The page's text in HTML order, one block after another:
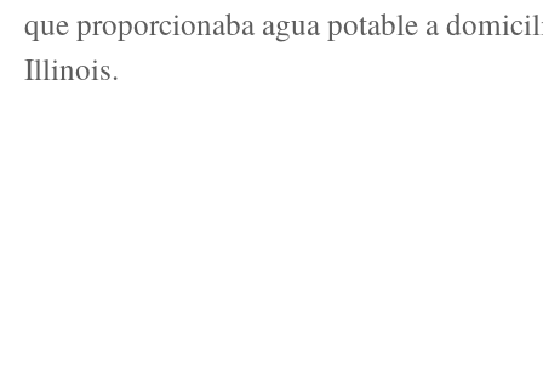
que proporcionaba agua potable a
Illinois.